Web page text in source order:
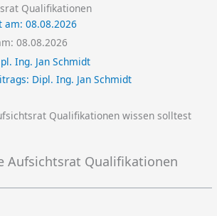
Qualifikationen
am:08.08.2026
08.08.2026
Dipl. Ing. Jan Schmidt
Qualifikationen wissen solltest
Aufsichtsrat Qualifikationen